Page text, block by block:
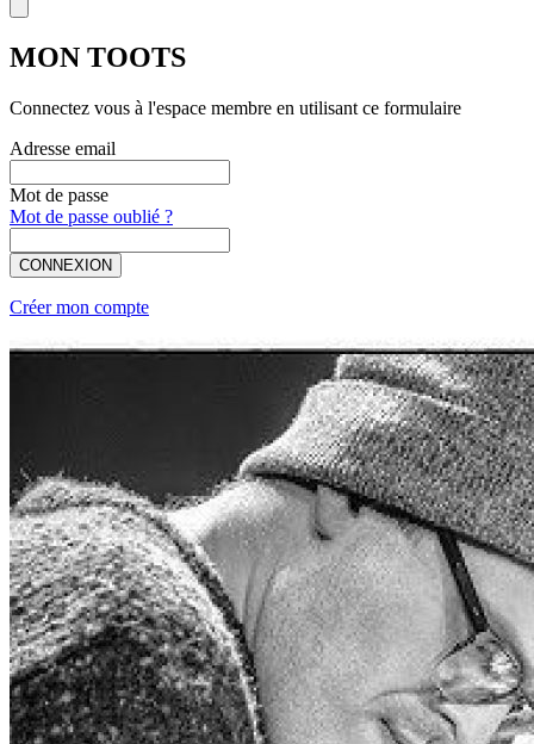
MON TOOTS
Connectez vous à l'espace membre en utilisant ce formulaire
Adresse email
Mot de passe
Mot de passe oublié ?
CONNEXION
Créer mon compte